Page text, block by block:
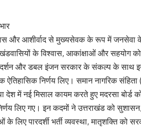
और आशीर्वाद से मुख्यसेवक के रूप में जनसेवा
के विश्वास, आकांक्षाओं और सहयोग को
और डबल इंजन सरकार के संकल्प के साथ
ऐतिहासिक निर्णय लिए। समान नागरिक
देश में नई मिसाल कायम करते हुए मदरसा बोर्ड
लिए गए। इन कदमों ने उत्तराखंड को
पारदर्शी भर्ती व्यवस्था, मातृशक्ति को